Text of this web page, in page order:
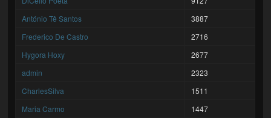
António Tê Santos
3887
Frederico De Castro
2716
Hygora Hoxy
2677
admin
2323
CharlesSilva
1511
Maria Carmo
1447